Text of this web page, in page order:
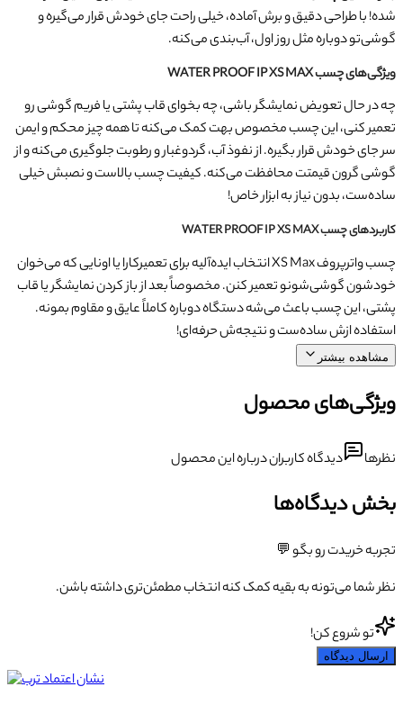
شده! با طراحی دقیق و برش آماده، خیلی راحت جای خودش قرار می‌گیره و
گوشی‌تو دوباره مثل روز اول، آب‌بندی می‌کنه.
ویژگی‌های چسب WATER PROOF IP XS MAX
چه در حال تعویض نمایشگر باشی، چه بخوای قاب پشتی یا فریم گوشی رو
تعمیر کنی، این چسب مخصوص بهت کمک می‌کنه تا همه چیز محکم و ایمن
سر جای خودش قرار بگیره. از نفوذ آب، گردوغبار و رطوبت جلوگیری می‌کنه و از
گوشی گرون‌ قیمتت محافظت می‌کنه. کیفیت چسب بالاست و نصبش خیلی
ساده‌ست، بدون نیاز به ابزار خاص!
کاربردهای چسب WATER PROOF IP XS MAX
چسب واترپروف XS Max انتخاب ایده‌آلیه برای تعمیرکارا یا اونایی که می‌خوان
خودشون گوشی‌شونو تعمیر کنن. مخصوصاً بعد از باز کردن نمایشگر یا قاب
پشتی، این چسب باعث می‌شه دستگاه دوباره کاملاً عایق و مقاوم بمونه.
استفاده ازش ساده‌ست و نتیجه‌ش حرفه‌ای!
مشاهده بیشتر
ویژگی‌های محصول
نظرها دیدگاه کاربران درباره این محصول
بخش دیدگاه‌ها
تجربه خریدت رو بگو 💬
نظر شما می‌تونه به بقیه کمک کنه انتخاب مطمئن‌تری داشته باشن.
تو شروع کن!
ارسال دیدگاه